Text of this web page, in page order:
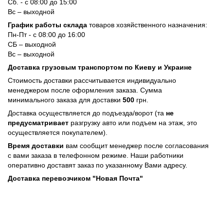
Сб. - с 08:00 до 15:00
Вс – выходной
График работы склада товаров хозяйственного назначения:
Пн-Пт - с 08:00 до 16:00
СБ – выходной
Вс – выходной
Доставка грузовым транспортом по Киеву и Украине
Стоимость доставки рассчитывается индивидуально
менеджером после оформления заказа. Сумма
минимального заказа для доставки 500 грн.
Доставка осуществляется до подъезда/ворот (та не
предусматривает разгрузку авто или подъем на этаж, это
осуществляется покупателем).
Время доставки вам сообщит менеджер после согласования
с вами заказа в телефонном режиме. Наши работники
оперативно доставят заказ по указанному Вами адресу.
Доставка перевозчиком "Новая Почта"